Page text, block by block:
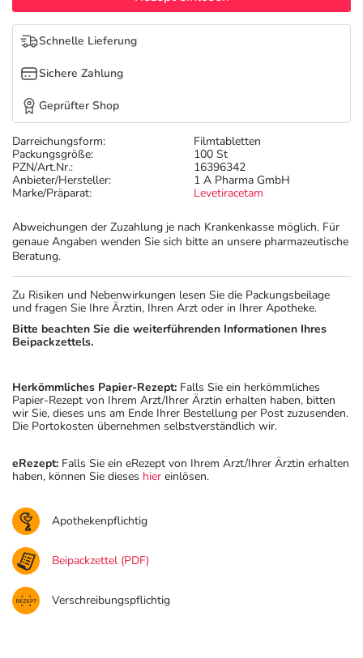
Tierapotheke
Vitamine & Mineralstoffe
Marken
Salus Deals
Darreichungsform:
Filmtabletten
Packungsgröße:
100 St
PZN/Art.Nr.:
16396342
Anbieter/Hersteller:
1 A Pharma GmbH
Marke/Präparat:
Levetiracetam
Abweichungen der Zuzahlung je nach Krankenkasse möglich. Für
genaue Angaben wenden Sie sich bitte an unsere pharmazeutische
Beratung.
Schnelle Lieferung
Sichere Zahlung
Geprüfter Shop
Zu Risiken und Nebenwirkungen lesen Sie die Packungsbeilage
und fragen Sie Ihre Ärztin, Ihren Arzt oder in Ihrer Apotheke.
Bitte beachten Sie die weiterführenden Informationen Ihres
Beipackzettels.
Herkömmliches Papier-Rezept: Falls Sie ein herkömmliches
Papier-Rezept von Ihrem Arzt/Ihrer Ärztin erhalten haben, bitten
wir Sie, dieses uns am Ende Ihrer Bestellung per Post zuzusenden.
Die Portokosten übernehmen selbstverständlich wir.
eRezept: Falls Sie ein eRezept von Ihrem Arzt/Ihrer Ärztin erhalten
haben, können Sie dieses hier einlösen.
Apothekenpflichtig
Beipackzettel (PDF)
Verschreibungspflichtig